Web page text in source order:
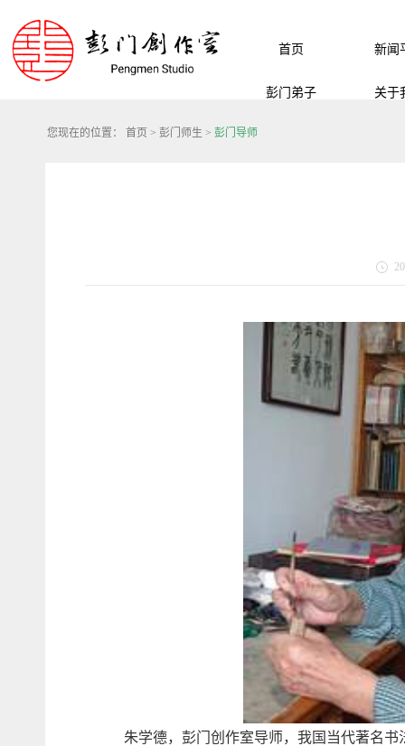
首页 新闻
彭门弟子 关于
您现在的位置： 首页 > 彭门师生 > 彭门导师
朱学德，彭门创作室导师，我国当代著名